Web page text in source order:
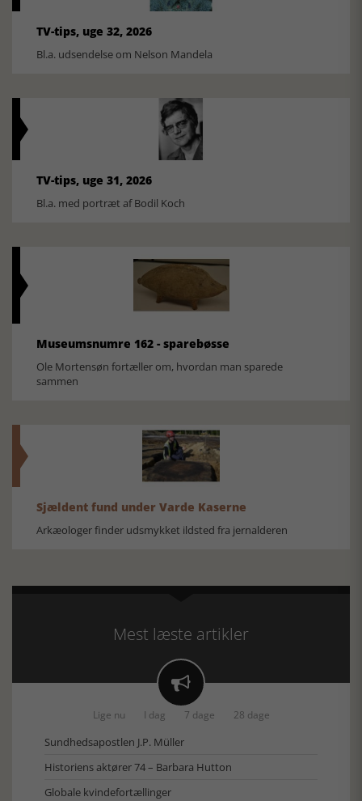
TV-tips, uge 32, 2026
Bl.a. udsendelse om Nelson Mandela
TV-tips, uge 31, 2026
Bl.a. med portræt af Bodil Koch
Museumsnumre 162 - sparebøsse
Ole Mortensøn fortæller om, hvordan man sparede
sammen
Sjældent fund under Varde Kaserne
Arkæologer finder udsmykket ildsted fra jernalderen
Mest læste artikler

Lige nu I dag 7 dage 28 dage
Sundhedsapostlen J.P. Müller
Historiens aktører 74 – Barbara Hutton
Globale kvindefortællinger